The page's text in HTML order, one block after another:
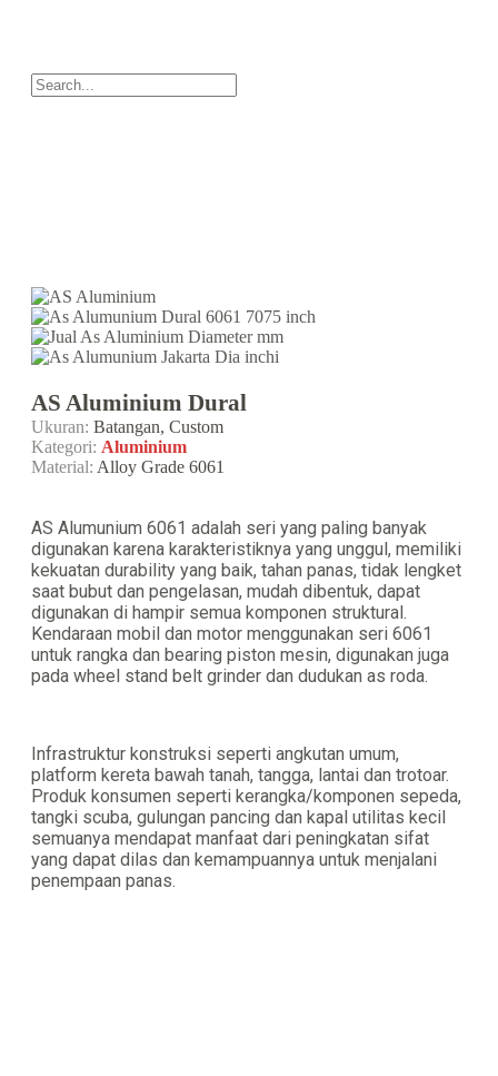
AS Aluminium Dural
Ukuran: Batangan, Custom
Kategori: Aluminium
Material: Alloy Grade 6061
AS Alumunium 6061 adalah seri yang paling banyak
digunakan karena karakteristiknya yang unggul, memiliki
kekuatan durability yang baik, tahan panas, tidak lengket
saat bubut dan pengelasan, mudah dibentuk, dapat
digunakan di hampir semua komponen struktural.
Kendaraan mobil dan motor menggunakan seri 6061
untuk rangka dan bearing piston mesin, digunakan juga
pada wheel stand belt grinder dan dudukan as roda.
Infrastruktur konstruksi seperti angkutan umum,
platform kereta bawah tanah, tangga, lantai dan trotoar.
Produk konsumen seperti kerangka/komponen sepeda,
tangki scuba, gulungan pancing dan kapal utilitas kecil
semuanya mendapat manfaat dari peningkatan sifat
yang dapat dilas dan kemampuannya untuk menjalani
penempaan panas.